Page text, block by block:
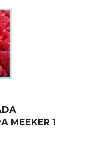
MEEKER 1